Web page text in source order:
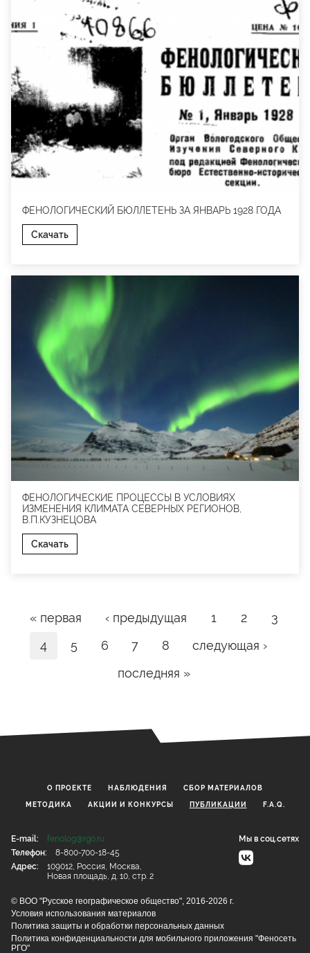
ФЕНОЛОГИЧЕСКИЙ БЮЛЛЕТЕНЬ ЗА ЯНВАРЬ 1928 ГОДА
Скачать
ФЕНОЛОГИЧЕСКИЕ ПРОЦЕССЫ В УСЛОВИЯХ
ИЗМЕНЕНИЯ КЛИМАТА СЕВЕРНЫХ РЕГИОНОВ,
В.П.КУЗНЕЦОВА
Скачать
« первая ‹ предыдущая 1 2
3
4
5 6 7 8
следующая ›
последняя »
О ПРОЕКТЕ НАБЛЮДЕНИЯ CБОР МАТЕРИАЛОВ
МЕТОДИКА АКЦИИ И КОНКУРСЫ ПУБЛИКАЦИИ F.A.Q.
Мы в соц.сетях
E-mail:
fenolog@rgo.ru
Телефон:
8-800-700-18-45
Адрес:
109012, Россия, Москва,
Новая площадь, д. 10, стр. 2
© ВОО "Русское географическое общество", 2016-2026 г.
Условия использования материалов
Политика защиты и обработки персональных данных
Политика конфиденциальности для мобильного приложения "Феносеть
РГО"